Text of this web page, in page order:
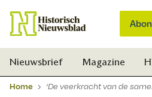
Nieuwsbrief Magazine
Home ‘De veerkracht van de